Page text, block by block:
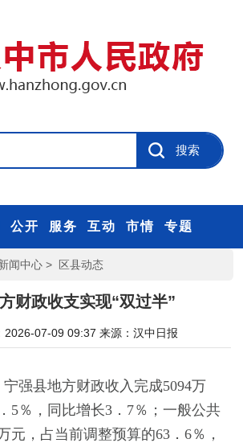
公开 服务 互动 市情 专题
闻中心 > 区县动态
财政收支实现“双过半”
2026-07-09 09:37 来源： 汉中日报
强县地方财政收入完成5094万
5％，同比增长3．7％；一般公共
元，占当前调整预算的63．6％，